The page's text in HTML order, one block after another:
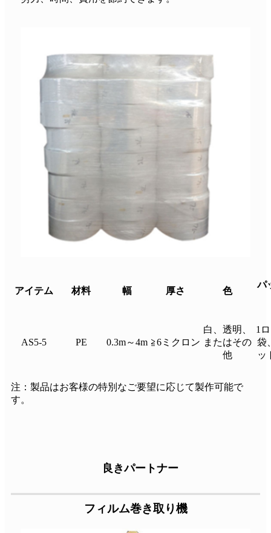
アイテム 材料 幅 厚さ 色
パ
AS5-5 PE 0.3m～4m ≧6ミクロン
白、透明、
またはその
他
1
袋
ッ
注：製品はお客様の特別なご要望に応じて製作可能で
す。
良きパートナー
フィルム巻き取り機